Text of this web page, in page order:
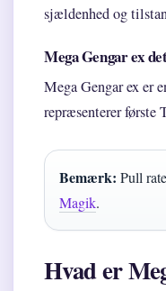
sjældenhed og
Mega Gengar ex
Mega Gengar ex er
repræsenterer første
Bemærk: Pull
Magik.
Hvad er